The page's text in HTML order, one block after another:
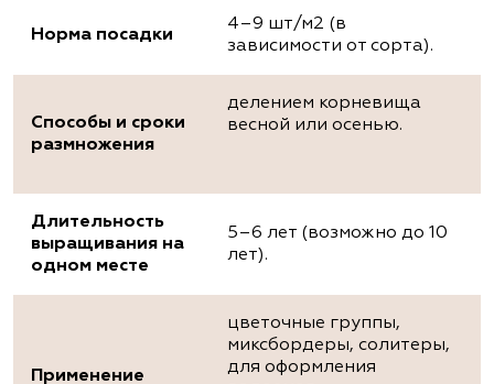
Норма посадки
4–9 шт/м2 (в
зависимости от сорта).
Способы и сроки
размножения
делением корневища
весной или осенью.
Длительность
выращивания на
одном месте
5–6 лет (возможно до 10
лет).
Применение
цветочные группы,
миксбордеры, солитеры,
для оформления